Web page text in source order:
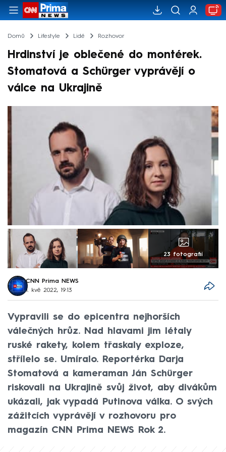
Domů Lifestyle Lidé Rozhovor
Hrdinství je oblečené do montérek.
Stomatová a Schürger vyprávějí o
válce na Ukrajině
23 fotografií
CNN Prima NEWS
1. kvě 2022, 19:13
Vypravili se do epicentra nejhorších
válečných hrůz. Nad hlavami jim létaly
ruské rakety, kolem třaskaly exploze,
střílelo se. Umíralo. Reportérka Darja
Stomatová a kameraman Ján Schürger
riskovali na Ukrajině svůj život, aby divákům
ukázali, jak vypadá Putinova válka. O svých
zážitcích vyprávějí v rozhovoru pro
magazín CNN Prima NEWS Rok 2.